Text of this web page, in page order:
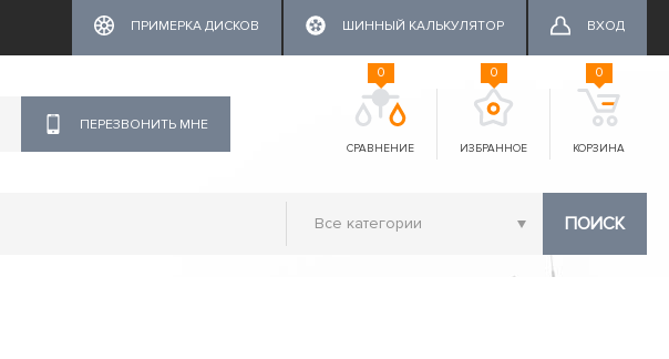
ПРИМЕРКА ДИСКОВ ШИННЫЙ КАЛЬКУЛЯТОР ВХОД
ПЕРЕЗВОНИТЬ МНЕ
СРАВНЕНИЕ
0
ИЗБРАННОЕ
0
КОРЗИНА
0
ПОИСК